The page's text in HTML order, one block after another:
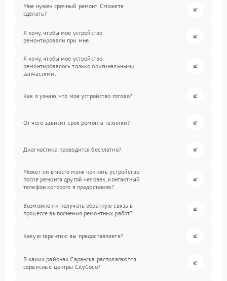
Мне нужен срочный ремонт. Сможете
сделать?
Я хочу, чтобы мое устройство
ремонтировали при мне.
Я хочу, чтобы мое устройство
ремонтировалось только оригинальными
запчастями.
Как я узнаю, что мое устройство готово?
От чего зависит срок ремонта техники?
Диагностика проводится бесплатно?
Может ли вместо меня принять устройство
после ремонта другой человек, контактный
телефон которого я предоставлю?
Возможно ли получать обратную связь в
процессе выполнения ремонтных работ?
Какую гарантию вы предоставляете?
В каких районах Саранска располагаются
сервисные центры CityCoco?